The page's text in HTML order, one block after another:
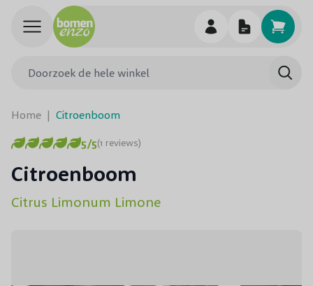
Ga naar de inhoud
Home | Citroenboom
5/5(1 reviews)
Citroenboom
Citrus Limonum Limone